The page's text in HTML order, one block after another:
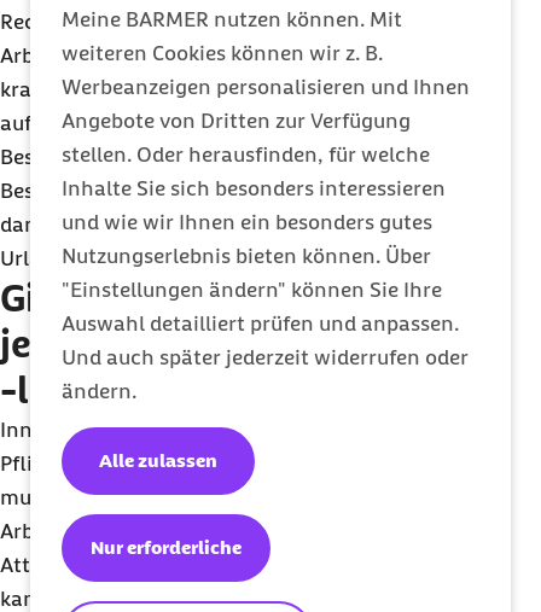
Meine BARMER nutzen können. Mit
weiteren Cookies können wir z. B.
Werbeanzeigen personalisieren und Ihnen
Angebote von Dritten zur Verfügung
stellen. Oder herausfinden, für welche
Inhalte Sie sich besonders interessieren
und wie wir Ihnen ein besonders gutes
Nutzungserlebnis bieten können. Über
"Einstellungen ändern" können Sie Ihre
Auswahl detailliert prüfen und anpassen.
Und auch später jederzeit widerrufen oder
ändern.
Nur erforderliche
Alle zulassen
Recht, ihren Urlaub bei einer nachgewiesenen
Arbeitsunfähigkeit zu unterbrechen. Die
krankheitsbedingten Urlaubstage werden nicht
auf den Jahresurlaub angerechnet. Die
Beschäftigten müssen jedoch eine ärztliche
Bescheinigung einreichen, um die Krankheit und
damit den Abbruch oder die Unterbrechung des
Urlaubs zu belegen.
Gibt es Sonderregelungen
je nach Urlaubsregion oder
-land?
Innerhalb der EU gelten die gleichen Rechte und
Pflichten wie in Deutschland. Der Arbeitnehmer
muss den Arbeitgeber über seine
Arbeitsunfähigkeit informieren und ein ärztliches
Attest vorlegen. Im außereuropäischen Ausland
kann es zu abweichenden Regelungen kommen.